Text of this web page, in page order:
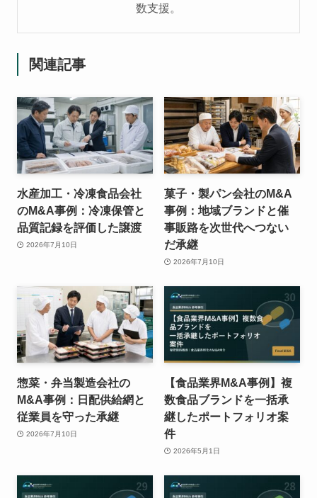
数支援。
関連記事
水産加工・冷凍食品会社
のM&A事例：冷凍保管と
品質記録を評価した譲渡
2026年7月10日
菓子・製パン会社のM&A
事例：地域ブランドと催
事販路を次世代へつない
だ承継
2026年7月10日
惣菜・弁当製造会社の
M&A事例：日配供給網と
従業員を守った承継
2026年7月10日
【食品業界M&A事例】複
数食品ブランドを一括承
継したポートフォリオ案
件
2026年5月1日